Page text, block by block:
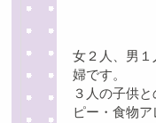
女２人、男
婦です。
３人の子供
ピー・食物ア